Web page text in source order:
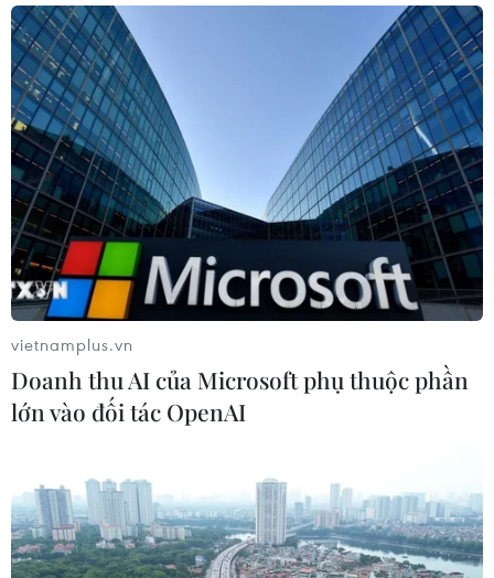
06/08/2026 02:12
Giá vàng trong nước tiếp tục tăng,
SJC lên ngưỡng 143,3 triệu đồng mỗi
lượng
06/08/2026 02:12
Triều Tiên mở đường bay Bình
Nhưỡng-Wonsan Kalma thúc đẩy du
Giá vàng ngày 6/8: Bảng giá tại các
06/08/2026 01:54
vietnamplus.vn
Doanh thu AI của Microsoft phụ thuộc phần
lớn vào đối tác OpenAI